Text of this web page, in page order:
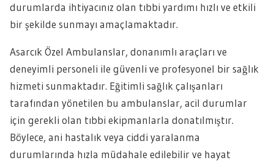
durumlarda ihtiyacınız olan tıbbi yardımı hızlı ve etkili
bir şekilde sunmayı amaçlamaktadır.
Asarcık Özel Ambulanslar, donanımlı araçları ve
deneyimli personeli ile güvenli ve profesyonel bir sağlık
hizmeti sunmaktadır. Eğitimli sağlık çalışanları
tarafından yönetilen bu ambulanslar, acil durumlar
için gerekli olan tıbbi ekipmanlarla donatılmıştır.
Böylece, ani hastalık veya ciddi yaralanma
durumlarında hızla müdahale edilebilir ve hayat